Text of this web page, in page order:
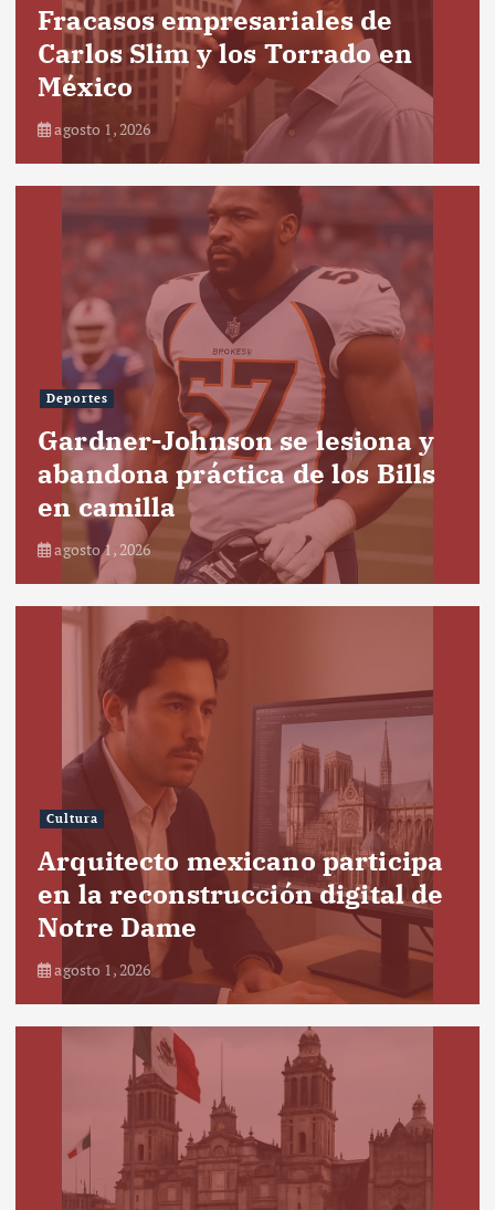
Fracasos empresariales de
Carlos Slim y los Torrado en
México
agosto 1, 2026
Deportes
Gardner-Johnson se lesiona y
abandona práctica de los Bills
en camilla
agosto 1, 2026
Cultura
Arquitecto mexicano participa
en la reconstrucción digital de
Notre Dame
agosto 1, 2026